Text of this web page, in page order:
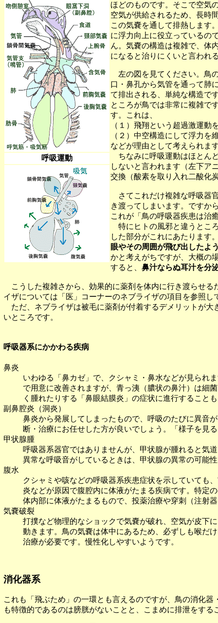
呼吸運動
ほどのものです。そこで空気
空気が供給されるため、長時
この気嚢を通して排熱します
に浮力向上に役立っているの
ん。気嚢の構造は複雑で、体
になると治りにくいと言われ
左の図を見てください。鳥
口・鼻孔から気管を通って肺
て排出される、単純な構造で
ところが鳥では非常に複雑で
す。これは、
（１）飛翔という超過激運動
（２）中空構造にして浮力を
などが理由として考えられま
ちなみに呼吸運動はほとん
しないと言われます（左下ア
交換（酸素を取り入れ二酸化
さてこれだけ複雑な呼吸器
き渡ってしまいます。ですか
これが「鳥の呼吸器疾患は治
特にヒトの風邪と違うとこ
した部分がこれにあたります
眼やその周囲が飛び出したよ
かと考えがちですが、大概の
すると、 鼻汁ならぬ耳汁を分
こうした複雑さから、効果的に薬剤を体内に行き渡らせる
イザについては「医」コーナーのネブライザの項目を参照し
ただ、ネブライザは被毛に薬剤が付着するデメリットが大
いところです。
呼吸器系にかかわる疾病
鼻炎
いわゆる「鼻カゼ」で、クシャミ・鼻水などが見られ
で用意に改善されますが、青っ洟（膿状の鼻汁）は細
く腫れたりする「鼻眼結膜炎」の症状に進行すること
副鼻腔炎（洞炎）
鼻炎から発展してしまったもので、呼吸のたびに異音
断・治療にお任せした方が良いでしょう。「様子を見
甲状腺腫
呼吸器系器官ではありませんが、甲状腺が腫れると気
異常な呼吸音がしているときは、甲状腺の異常の可能
腹水
クシャミや咳などの呼吸器系疾患症状を示していても
炎などが原因で腹腔内に体液がたまる疾病です。特定
体内部に体液がたまるもので、投薬治療や穿刺（注射
気嚢破裂
打撲など物理的なショックで気嚢が破れ、空気が皮下
動きます。鳥の気嚢は体中にあるため、必ずしも喉だ
治療が必要です。慢性化しやすいようです。
消化器系
これも「飛ぶため」の一環とも言えるのですが、鳥の消化
も特徴的であるのは膀胱がないことと、こまめに排泄をす